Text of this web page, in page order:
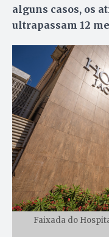
alguns casos, os
ultrapassam 12
Faixada do